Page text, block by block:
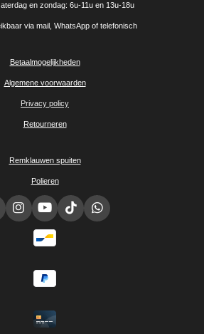
en zondag: 6u-11u en 13u-18u
via mail, WhatsApp of telefonisch
Betaalmogelijkheden
Algemene voorwaarden
Privacy policy
Retourneren
Remklauwen spuiten
Polieren
I
n
Y
o
u
T
b
e
T
i
W
h